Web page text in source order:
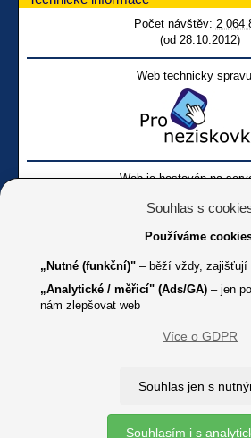
Počet návštěv: 2 064
(od 28.10.2012)
Web technicky
Web je hostován na
Online
Youtube
K jakémukoliv užití textů a obrázků
Copyright © 2012 - 2026
Souhlas s
Používáme
„Nutné (funkční)" – běží vždy, zajišťují
„Analytické / měřicí" (Ads/GA) – jen
nám zlepšovat web
Více o GDPR
Souhlas jen s
Souhlasím i s